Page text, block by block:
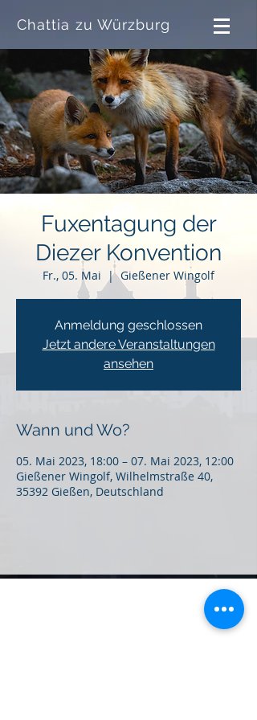
Chattia zu Würzburg
Fuxentagung der
Diezer Konvention
Fr., 05. Mai
  |
Gießener Wingolf
Anmeldung geschlossen
Jetzt andere Veranstaltungen
ansehen
Wann und Wo?
05. Mai 2023, 18:00 – 07. Mai 2023, 12:00
Gießener Wingolf, Wilhelmstraße 40,
35392 Gießen, Deutschland